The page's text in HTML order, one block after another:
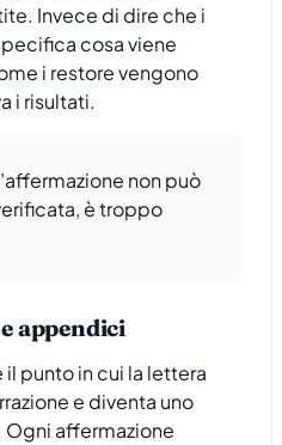
Invece di dire che i
cosa viene
i restore vengono
i risultati.
non può
è troppo
appendici
il punto in cui la lettera
e diventa uno
Ogni affermazione